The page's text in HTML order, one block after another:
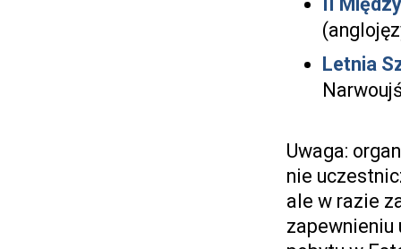
Letnia
Uwaga:
nie
ale w razie
zapewnieniu